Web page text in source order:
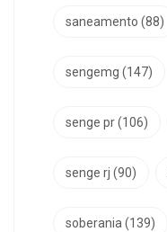
saneamento (88)
sengemg (147)
senge pr(106)
senge rj (90)
soberania(139)